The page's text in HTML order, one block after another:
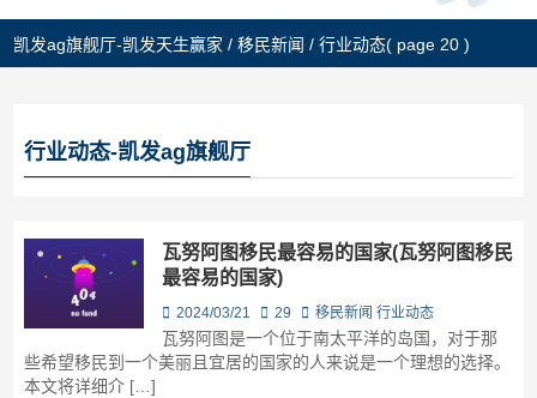
凯发ag旗舰厅-凯发天生赢家 /移民新闻 /行业动态( page 20 )
行业动态-凯发ag旗舰厅
瓦努阿图移民最容易的国家(瓦努阿图移民
最容易的国家)
2024/03/21 29 移民新闻 行业动态
瓦努阿图是一个位于南太平洋的岛国，对于那
些希望移民到一个美丽且宜居的国家的人来说是一个理想的选择。
本文将详细介 […]